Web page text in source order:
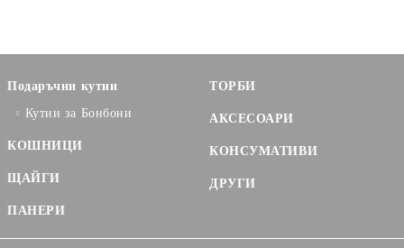
Подаръчни кутии
Кутии за Бонбони
КОШНИЦИ
ЩАЙГИ
ПАНЕРИ
ТОРБИ
АКСЕСОАРИ
КОНСУМАТИВИ
ДРУГИ